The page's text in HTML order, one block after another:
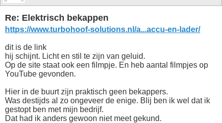
Re: Elektrisch bekappen
https://www.turbohoof-solutions.nl/a...accu-en-lader/
dit is de link
hij schijnt. Licht en stil te zijn van geluid.
Op de site staat ook een filmpje. En heb aantal filmpjes op
YouTube gevonden.
Hier in de buurt zijn praktisch geen bekappers.
Was destijds al zo ongeveer de enige. Blij ben ik wel dat ik
gestopt ben met mijn bedrijf.
Dat had ik anders gewoon niet meet gekund.